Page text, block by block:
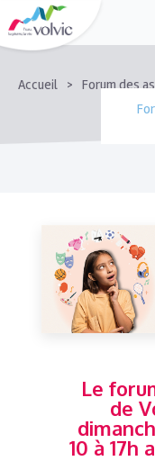
FIL
D'ARIANE
Accueil
Forum des
Le
de
10 à 17h